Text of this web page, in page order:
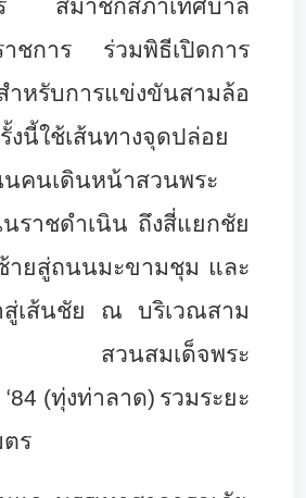
สมาชิกสภาเทศบาล
าชการ ร่วมพิธีเปิดการ
รับการแข่งขันสามล้อ
งนี้ใช้เส้นทางจุดปล่อย
คนเดินหน้าสวนพระ
นราชดำเนิน ถึงสี่แยกชัย
ายสู่ถนนมะขามชุม และ
สู่เส้นชัย ณ บริเวณสาม
น สวนสมเด็จพระ
‘84 (ทุ่งท่าลาด) รวมระยะ
ตร